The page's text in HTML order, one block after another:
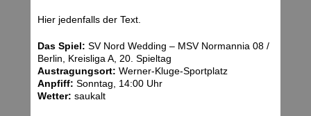
Hier jedenfalls der Text.
Das Spiel: SV Nord Wedding – MSV Normannia 08 /
Berlin, Kreisliga A, 20. Spieltag
Austragungsort: Werner-Kluge-Sportplatz
Anpfiff: Sonntag, 14:00 Uhr
Wetter: saukalt